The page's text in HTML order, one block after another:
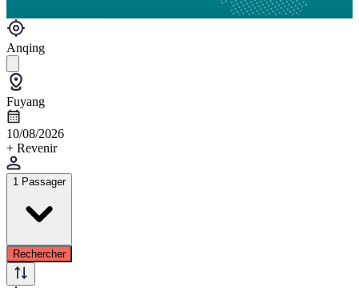
Anqing
Fuyang
10/08/2026
+ Revenir
1 Passager
Rechercher